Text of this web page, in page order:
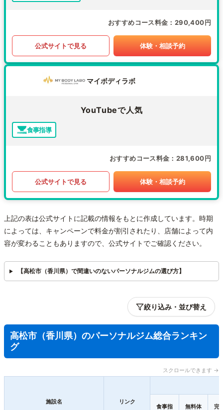
おすすめコース料金 290,400円
公式サイトで見る 体験・相談予約
マイボディラボ
YouTubeで人気
食事指導
おすすめコース料金 281,600円
公式サイトで見る 体験・相談予約
上記の表は公式サイトに記載の情報をもとに作成しています。時期
によっては、キャンペーンで料金が割引されたり、店舗によって内
容が変わることもありますので、公式サイトでご確認ください。
【高松市（香川県）で間違いのないパーソナルジムの選び方】
絞り込み・並び替え
高松市（香川県）のパーソナルジム総合ランキン
グ
スクロールできます →
施設名 リンク
食事指 無料体 完